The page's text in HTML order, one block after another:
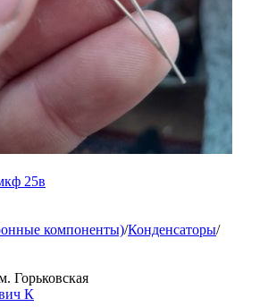
25в
компоненты)/Конденсаторы/
Горьковская
К